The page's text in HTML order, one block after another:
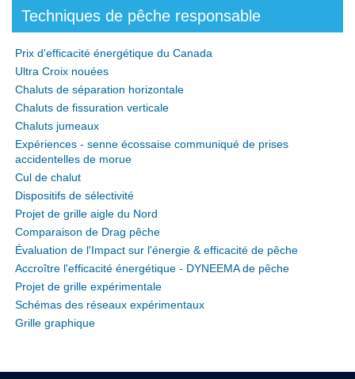
Techniques de pêche responsable
Prix d'efficacité énergétique du Canada
Ultra Croix nouées
Chaluts de séparation horizontale
Chaluts de fissuration verticale
Chaluts jumeaux
Expériences - senne écossaise communiqué de prises
accidentelles de morue
Cul de chalut
Dispositifs de sélectivité
Projet de grille aigle du Nord
Comparaison de Drag pêche
Évaluation de l'Impact sur l'énergie & efficacité de pêche
Accroître l'efficacité énergétique - DYNEEMA de pêche
Projet de grille expérimentale
Schémas des réseaux expérimentaux
Grille graphique